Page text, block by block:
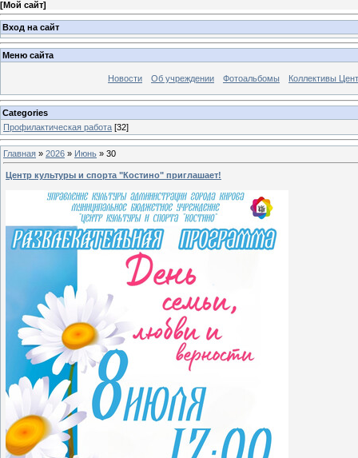
[Мой сайт]
Вход на сайт
Меню сайта
Новости Об учреждении Фотоальбомы Коллективы
Categories
Профилактическая работа [32]
Главная » 2026 » Июнь » 30
Центр культуры и спорта "Костино" приглашает!